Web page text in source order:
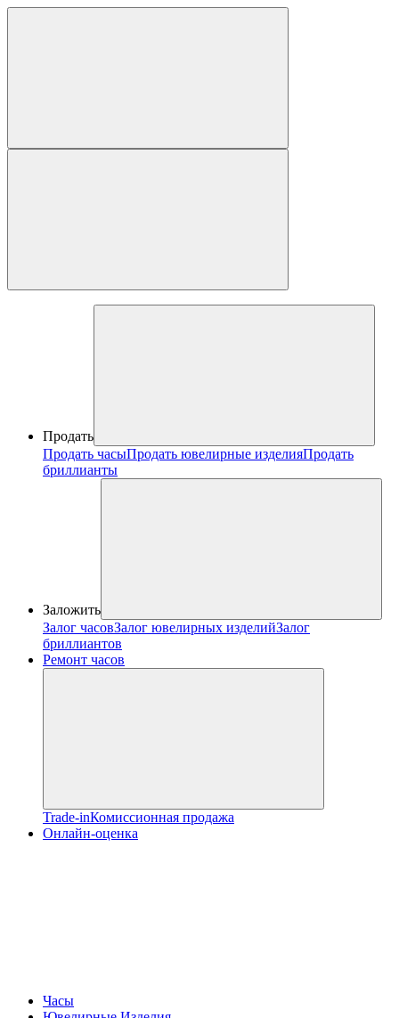
Продать
Продать часыПродать ювелирные изделияПродать
бриллианты
Заложить
Залог часовЗалог ювелирных изделийЗалог
бриллиантов
Ремонт часов
Trade-inКомиссионная продажа
Онлайн-оценка
Часы